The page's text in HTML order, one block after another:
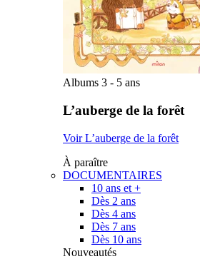
Albums 3 - 5 ans
L’auberge de la forêt
Voir L’auberge de la forêt
À paraître
DOCUMENTAIRES
10 ans et +
Dès 2 ans
Dès 4 ans
Dès 7 ans
Dès 10 ans
Nouveautés